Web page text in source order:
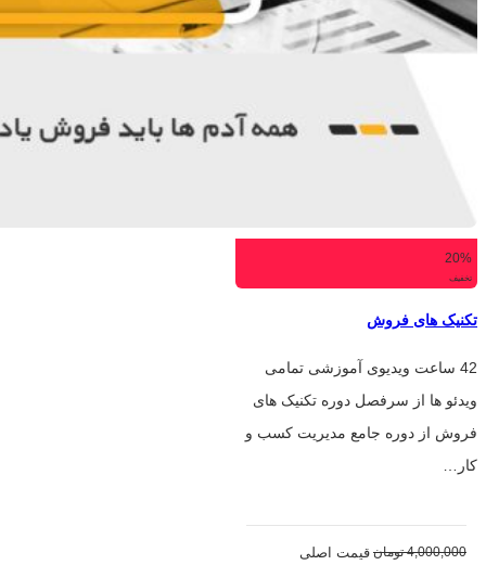
20%
تخفیف
تکنیک های فروش
42 ساعت ویدیوی آموزشی تمامی
ویدئو ها از سرفصل دوره تکنیک های
فروش از دوره جامع مدیریت کسب و
کار…
4,000,000 تومان قیمت اصلی